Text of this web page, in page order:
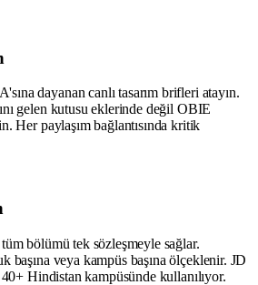
dayanan canlı tasarım brifleri atayın.
gelen kutusu eklerinde değil OBIE
Her paylaşım bağlantısında kritik
bölümü tek sözleşmeyle sağlar.
başına veya kampüs başına ölçeklenir. JD
Hindistan kampüsünde kullanılıyor.